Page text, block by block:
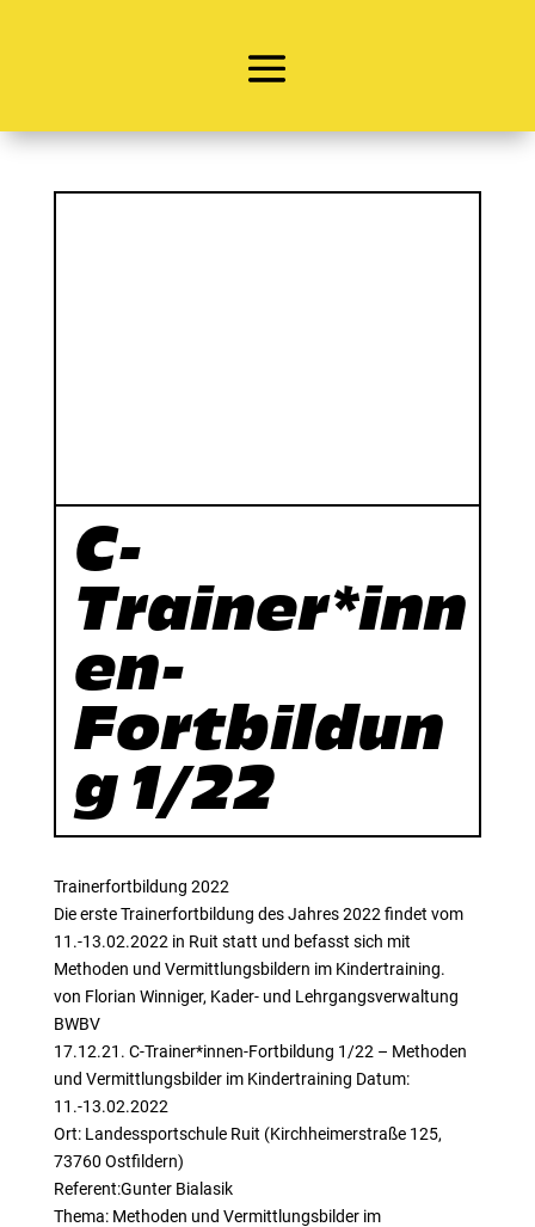
C-
Trainer*inn
en-
Fortbildun
g 1/22
Trainerfortbildung 2022
Die erste Trainerfortbildung des Jahres 2022 findet vom
11.-13.02.2022 in Ruit statt und befasst sich mit
Methoden und Vermittlungsbildern im Kindertraining.
von Florian Winniger, Kader- und Lehrgangsverwaltung
BWBV
17.12.21. C-Trainer*innen-Fortbildung 1/22 – Methoden
und Vermittlungsbilder im Kindertraining Datum:
11.-13.02.2022
Ort: Landessportschule Ruit (Kirchheimerstraße 125,
73760 Ostfildern)
Referent:Gunter Bialasik
Thema: Methoden und Vermittlungsbilder im